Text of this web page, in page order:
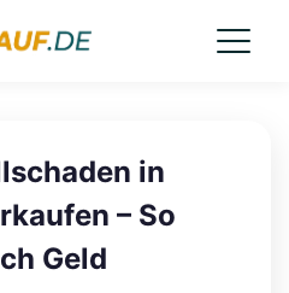
in
– So
Geld